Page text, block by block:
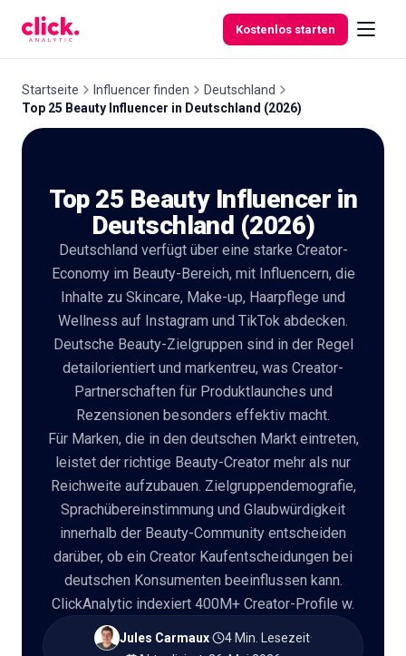
Kostenlos starten
Kostenlose
Tools
🇩🇪DE
Startseite Influencer finden
Deutschland
Top 25 Beauty Influencer in Deutschland (2026)
Top 25 Beauty Influencer in
Deutschland (2026)
Deutschland verfügt über eine starke Creator-
Economy im Beauty-Bereich, mit Influencern, die
Inhalte zu Skincare, Make-up, Haarpflege und
Wellness auf Instagram und TikTok abdecken.
Deutsche Beauty-Zielgruppen sind in der Regel
detailorientiert und markentreu, was Creator-
Partnerschaften für Produktlaunches und
Rezensionen besonders effektiv macht.
Für Marken, die in den deutschen Markt eintreten,
leistet der richtige Beauty-Creator mehr als nur
Reichweite aufzubauen. Zielgruppendemografie,
Sprachübereinstimmung und Glaubwürdigkeit
innerhalb der Beauty-Community entscheiden
darüber, ob ein Creator Kaufentscheidungen bei
deutschen Konsumenten beeinflussen kann.
ClickAnalytic indexiert 400M+ Creator-Profile w.
Jules Carmaux· 4 Min. Lesezeit·